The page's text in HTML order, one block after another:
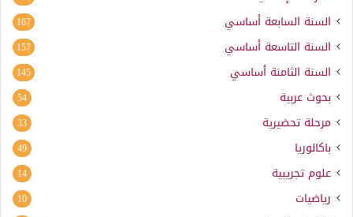
السنة السابعة أساسي 167
السنة التاسعة أساسي 157
السنة الثامنة أساسي 145
بحوث عربية 54
مرحلة تحضيرية 33
باكالوريا 49
علوم تجريبية 14
رياضيات 10